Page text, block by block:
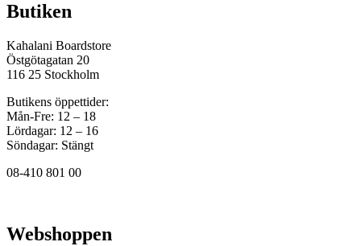
Butiken
Kahalani Boardstore
Östgötagatan 20
116 25 Stockholm
Butikens öppettider:
Mån-Fre: 12 – 18
Lördagar: 12 – 16
Söndagar: Stängt
08-410 801 00
Webshoppen